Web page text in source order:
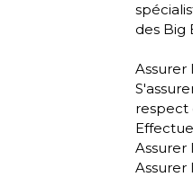
des Big
Assurer
respect
Assurer
Assurer